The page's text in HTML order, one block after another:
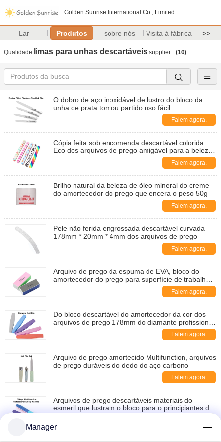
Golden Sunrise International Co., Limited
Lar Produtos sobre nós Visita à fábrica >>
Qualidade limas para unhas descartáveis supplier. (10)
O dobro de aço inoxidável de lustro do bloco da
unha de prata tomou partido uso fácil
Falem agora.
Cópia feita sob encomenda descartável colorida
Eco dos arquivos de prego amigável para a beleza
Falem agora.
Brilho natural da beleza de óleo mineral do creme
do amortecedor do prego que encera o peso 50g
Falem agora.
Pele não ferida engrossada descartável curvada
178mm * 20mm * 4mm dos arquivos de prego
Falem agora.
Arquivo de prego da espuma de EVA, bloco do
amortecedor do prego para superfície de trabalho
funcional do cuidado do dedo a multi
Falem agora.
Do bloco descartável do amortecedor da cor dos
arquivos de prego 178mm do diamante profissional
Falem agora.
Arquivo de prego amortecido Multifunction, arquivos
de prego duráveis do dedo do aço carbono
Falem agora.
Arquivos de prego descartáveis materiais do
esmeril que lustram o bloco para o principiantes da
arte do prego
Manager